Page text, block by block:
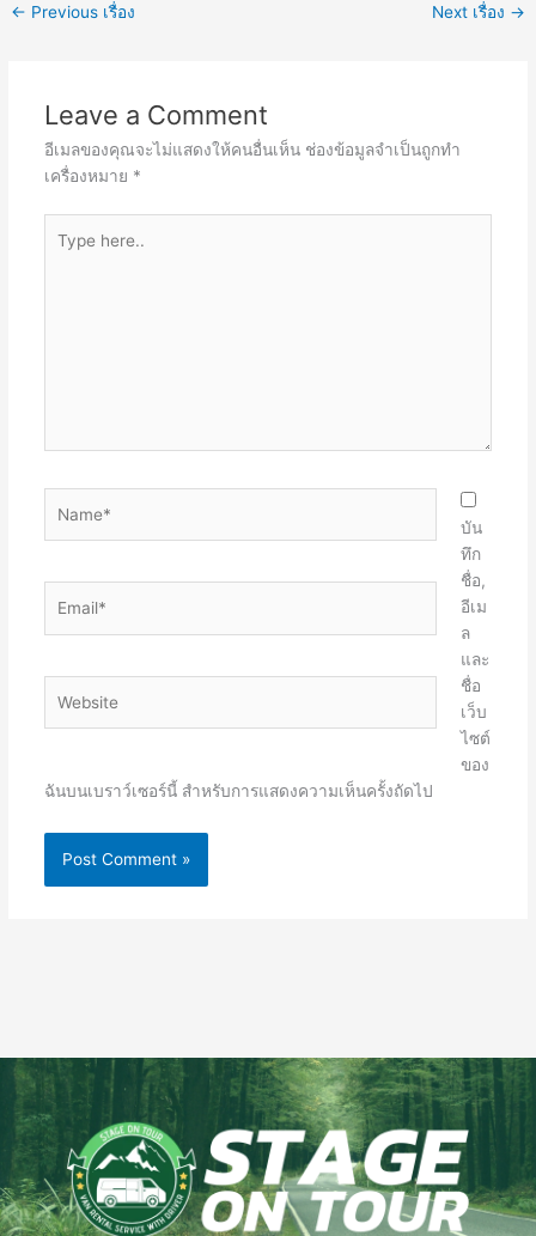
← Previous เรื่อง Next เรื่อง →
Leave a Comment
อีเมลของคุณจะไม่แสดงให้คนอื่นเห็น ช่องข้อมูลจำเป็นถูกทำ
เครื่องหมาย *
here..
บัน
ทึก
ชื่อ,
อีเม
ล
และ
ชื่อ
เว็บ
ไซต์
ของ
ฉันบนเบราว์เซอร์นี้ สำหรับการแสดงความเห็นครั้งถัดไป